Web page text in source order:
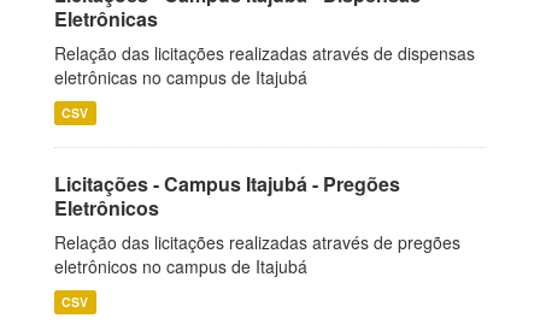
Eletrônicas
Relação das licitações realizadas através de dispensas
eletrônicas no campus de Itajubá
CSV
Licitações - Campus Itajubá - Pregões
Eletrônicos
Relação das licitações realizadas através de pregões
eletrônicos no campus de Itajubá
CSV